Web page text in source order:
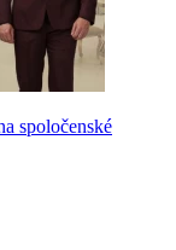
spoločenské